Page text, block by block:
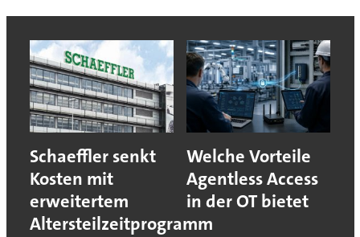
Schaeffler senkt
Kosten mit
erweitertem
Altersteilzeitprogramm
Welche Vorteile
Agentless Access
in der OT bietet